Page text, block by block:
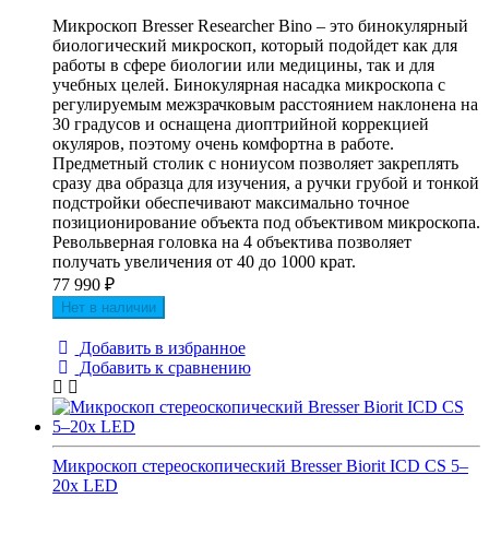
Микроскоп Bresser Researcher Bino – это бинокулярный
биологический микроскоп, который подойдет как для
работы в сфере биологии или медицины, так и для
учебных целей. Бинокулярная насадка микроскопа с
регулируемым межзрачковым расстоянием наклонена на
30 градусов и оснащена диоптрийной коррекцией
окуляров, поэтому очень комфортна в работе.
Предметный столик с нониусом позволяет закреплять
сразу два образца для изучения, а ручки грубой и тонкой
подстройки обеспечивают максимально точное
позиционирование объекта под объективом микроскопа.
Револьверная головка на 4 объектива позволяет
получать увеличения от 40 до 1000 крат.
77 990 ₽
Нет в наличии
Добавить в избранное
Добавить к сравнению
Микроскоп стереоскопический Bresser Biorit ICD CS 5–
20x LED